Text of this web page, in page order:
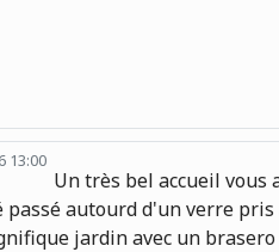
13:00
Un très bel accueil vous
autourd d'un verre
jardin avec un